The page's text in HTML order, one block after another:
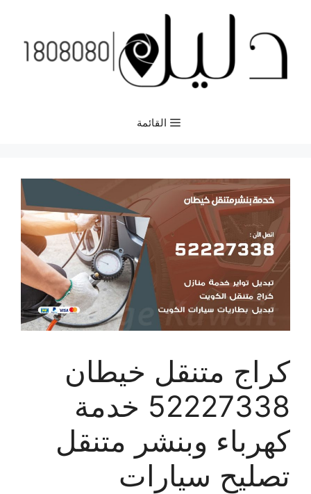
المحتوى
القائمة
كراج متنقل خيطان
52227338 خدمة
كهرباء وبنشر متنقل
تصليح سيارات